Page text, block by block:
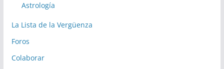
Astrología
La Lista de la Vergüenza
Foros
Colaborar